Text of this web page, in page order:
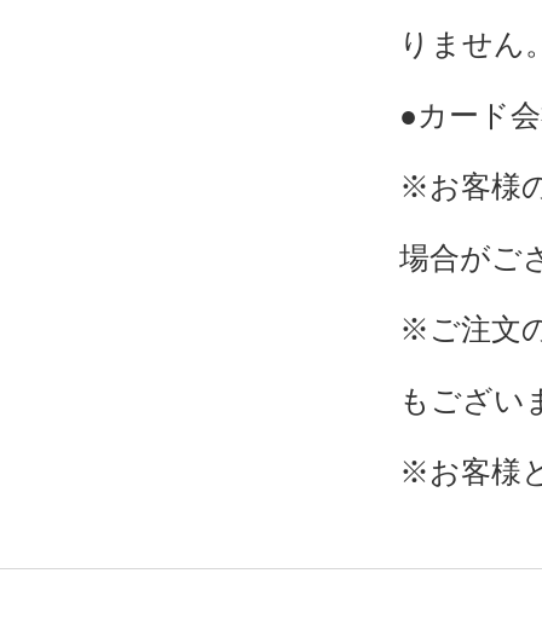
りません
●カード
※お客様
場合がご
※ご注文
もござい
※お客様